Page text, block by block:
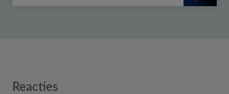
Reader
Reacties